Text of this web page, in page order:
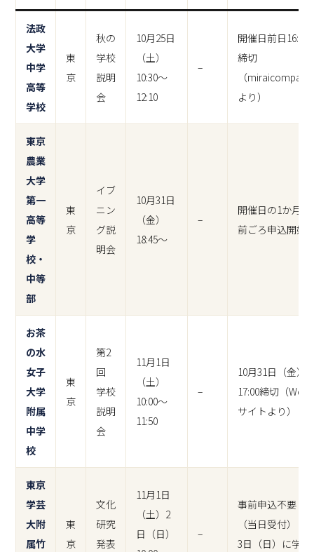
法政
大学
中学
高等
学校
東
京
秋の
学校
説明
会
10月25日
（土）
10:30～
12:10
–
開催日前日16:00
締切
（miraicompass
より）
東京
農業
大学
第一
高等
学
校・
中等
部
東
京
イブ
ニン
グ説
明会
10月31日
（金）
18:45～
–
開催日の1か月
前ごろ申込開始
お茶
の水
女子
大学
附属
中学
校
東
京
第2
回
学校
説明
会
11月1日
（土）
10:00～
11:50
–
10月31日（金）
17:00締切（Web
サイトより）
東京
学芸
大附
属竹
東
京
文化
研究
発表
11月1日
（土）2
日（日）
–
事前申込不要
（当日受付）
3日（日）に学